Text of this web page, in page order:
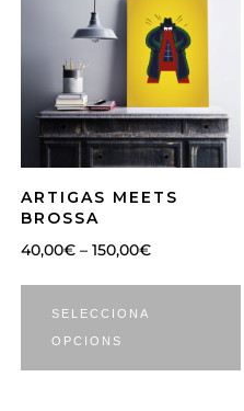
ARTIGAS MEETS
BROSSA
40,00€ – 150,00€
SELECCIONA
OPCIONS